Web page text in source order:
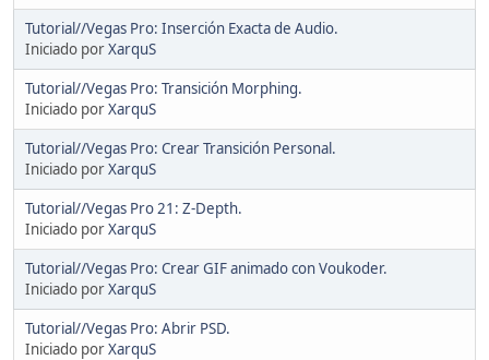
Tutorial//Vegas Pro: Inserción Exacta de Audio.
Iniciado porXarquS
Tutorial//Vegas Pro: Transición Morphing.
Iniciado porXarquS
Tutorial//Vegas Pro: Crear Transición Personal.
Iniciado porXarquS
Tutorial//Vegas Pro 21: Z-Depth.
Iniciado porXarquS
Tutorial//Vegas Pro: Crear GIF animado con Voukoder.
Iniciado porXarquS
Tutorial//Vegas Pro: Abrir PSD.
Iniciado porXarquS